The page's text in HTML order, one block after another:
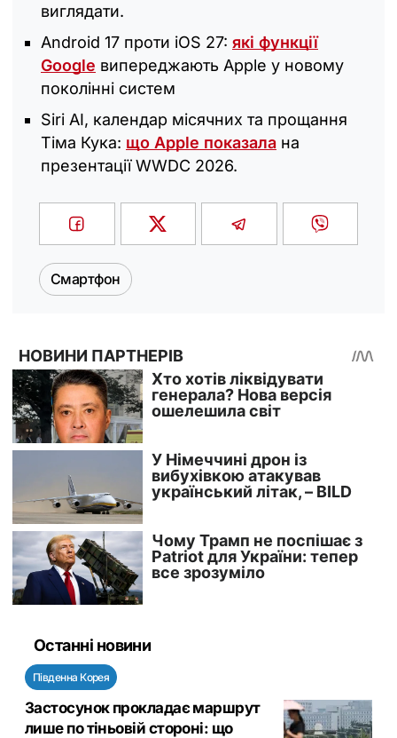
виглядати.
Android 17 проти iOS 27: які функції
Google випереджають Apple у новому
поколінні систем
Siri AI, календар місячних та прощання
Тіма Кука: що Apple показала на
презентації WWDC 2026.
Смартфон
Останні новини
Південна Корея
Застосунок прокладає маршрут
лише по тіньовій стороні: що